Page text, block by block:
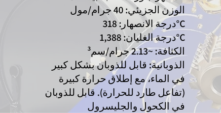
الوزن الجزيئي: 40 جرام/مول
درجة الانصهار: 318°C
درجة الغليان: 1,388°C
الكثافة: ~2.13 جرام/سم³
الذوبانية: قابل للذوبان بشكل كبير
في الماء، مع إطلاق حرارة كبيرة
(تفاعل طارد للحرارة). قابل للذوبان
في الكحول والجليسرول